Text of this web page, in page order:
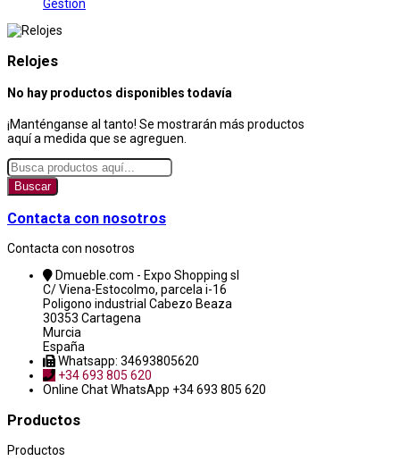
Gestion
Relojes
No hay productos disponibles todavía
¡Manténganse al tanto! Se mostrarán más productos
aquí a medida que se agreguen.
Buscar
Contacta con nosotros
Contacta con nosotros
Dmueble.com - Expo Shopping sl
C/ Viena-Estocolmo, parcela i-16
Poligono industrial Cabezo Beaza
30353 Cartagena
Murcia
España
Whatsapp: 34693805620
+34 693 805 620
Online ChatWhatsApp +34 693 805 620
Productos
Productos